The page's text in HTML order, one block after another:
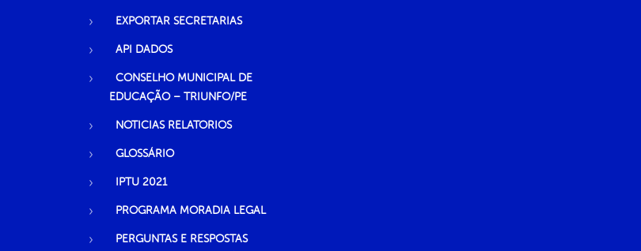
EXPORTAR SECRETARIAS
API DADOS
CONSELHO MUNICIPAL DE
EDUCAÇÃO – TRIUNFO/PE
NOTICIAS RELATORIOS
GLOSSÁRIO
IPTU 2021
PROGRAMA MORADIA LEGAL
PERGUNTAS E RESPOSTAS